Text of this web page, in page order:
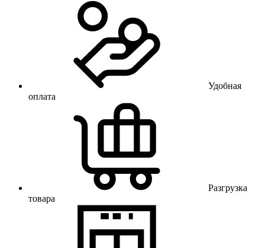
Удобная
оплата
Разгрузка
товара